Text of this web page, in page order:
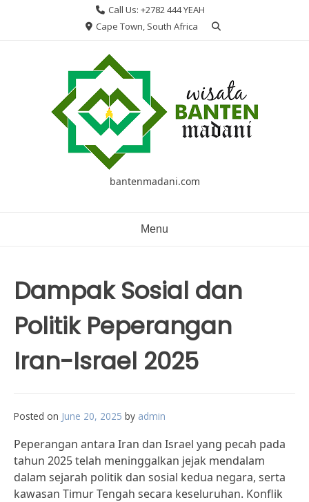
Call Us: +2782 444 YEAH
Cape Town, South Africa
bantenmadani.com
Menu
Dampak Sosial dan
Politik Peperangan
Iran-Israel 2025
Posted on June 20, 2025 by admin
Peperangan antara Iran dan Israel yang pecah pada
tahun 2025 telah meninggalkan jejak mendalam
dalam sejarah politik dan sosial kedua negara, serta
kawasan Timur Tengah secara keseluruhan. Konflik